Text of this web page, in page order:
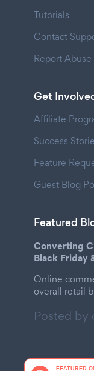
Tutorials
Contact
Report Abuse
Get
Affiliate
Success
Feature
Guest Blog
Featured
Converting
Black Friday
Online
overall retail
Posted by